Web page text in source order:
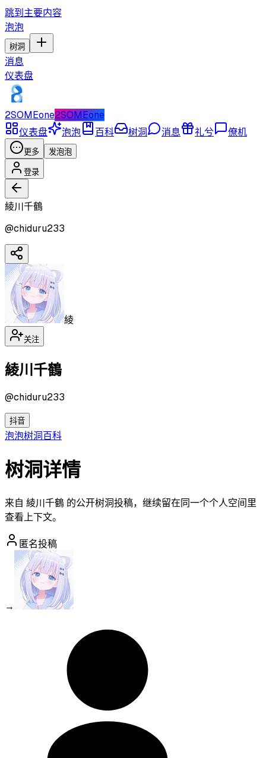
跳到主要内容
泡泡
树洞
消息
仪表盘
2SOMEone2SOMEone
仪表盘
泡泡 百科 树洞 消息 礼兮 僚机
更多 发泡泡
登录
綾川千鶴
@chiduru233
綾
关注
綾川千鶴
@chiduru233
抖音
泡泡树洞百科
树洞详情
来自 綾川千鶴 的公开树洞投稿，继续留在同一个个人空间里
查看上下文。
匿名投稿
→